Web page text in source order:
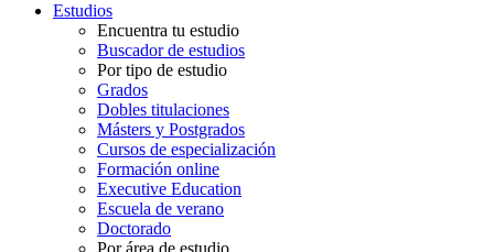
Estudios
Encuentra tu estudio
Buscador de estudios
Por tipo de estudio
Grados
Dobles titulaciones
Másters y Postgrados
Cursos de especialización
Formación online
Executive Education
Escuela de verano
Doctorado
Por área de estudio